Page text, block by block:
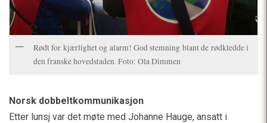
Rødt for kjærlighet og alarm! God stemning blant de rødkledde i
den franske hovedstaden. Foto: Ola Dimmen
Norsk dobbeltkommunikasjon
Etter lunsj var det møte med Johanne Hauge, ansatt i